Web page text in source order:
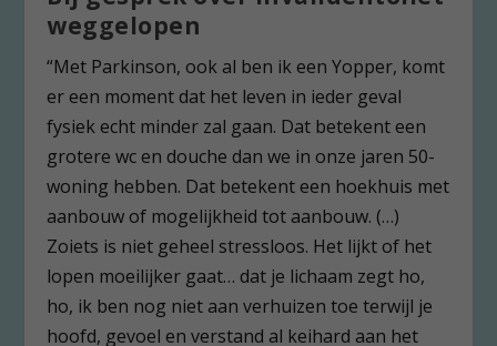
weggelopen
“Met Parkinson, ook al ben ik een Yopper, komt
er een moment dat het leven in ieder geval
fysiek echt minder zal gaan. Dat betekent een
grotere wc en douche dan we in onze jaren 50-
woning hebben. Dat betekent een hoekhuis met
aanbouw of mogelijkheid tot aanbouw. (…)
Zoiets is niet geheel stressloos. Het lijkt of het
lopen moeilijker gaat… dat je lichaam zegt ho,
ho, ik ben nog niet aan verhuizen toe terwijl je
hoofd, gevoel en verstand al keihard aan het